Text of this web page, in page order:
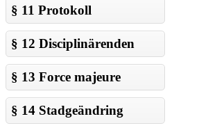
§ 11 Protokoll
§ 12 Disciplinärenden
§ 13 Force majeure
§ 14 Stadgeändring